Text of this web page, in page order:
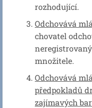
rozhodující.
Odchovává
chovatel
množitele.
Odchovává
předpokladů
zajímavých